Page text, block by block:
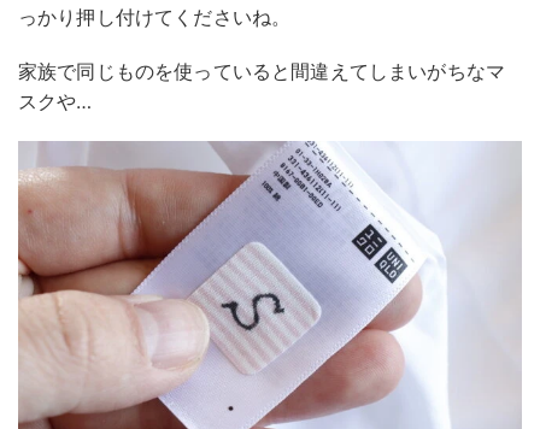
っかり押し付けてくださいね。
家族で同じものを使っていると間違えてしまいがちなマ
スクや…